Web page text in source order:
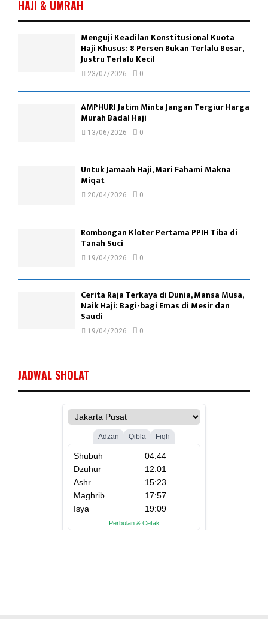
HAJI & UMRAH
Menguji Keadilan Konstitusional Kuota
Haji Khusus: 8 Persen Bukan Terlalu Besar,
Justru Terlalu Kecil
23/07/2026 0
AMPHURI Jatim Minta Jangan Tergiur Harga
Murah Badal Haji
13/06/2026 0
Untuk Jamaah Haji, Mari Fahami Makna
Miqat
20/04/2026 0
Rombongan Kloter Pertama PPIH Tiba di
Tanah Suci
19/04/2026 0
Cerita Raja Terkaya di Dunia, Mansa Musa,
Naik Haji: Bagi-bagi Emas di Mesir dan
Saudi
19/04/2026 0
JADWAL SHOLAT